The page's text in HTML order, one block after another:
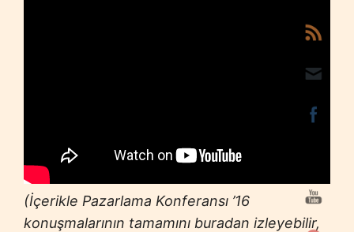
(İçerikle Pazarlama Konferansı ’16
konuşmalarının tamamını buradan izleyebilir,